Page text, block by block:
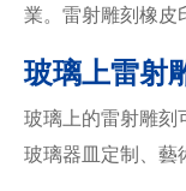
業。雷射雕刻橡皮
玻璃上雷射
玻璃上的雷射雕刻
玻璃器皿定制、藝